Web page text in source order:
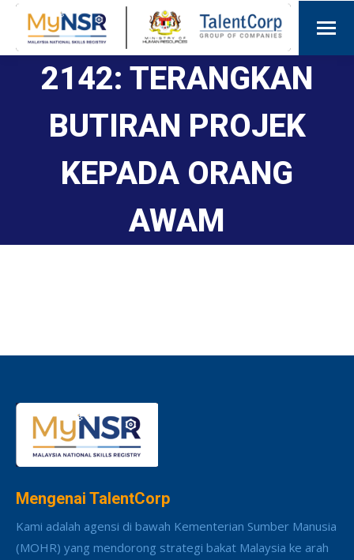
2142: TERANGKAN
BUTIRAN PROJEK
KEPADA ORANG
AWAM
Mengenai TalentCorp
Kami adalah agensi di bawah Kementerian Sumber Manusia
(MOHR) yang mendorong strategi bakat Malaysia ke arah